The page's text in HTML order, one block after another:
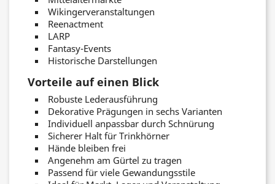
Wikingerveranstaltungen
Reenactment
LARP
Fantasy-Events
Historische Darstellungen
Vorteile auf einen Blick
Robuste Lederausführung
Dekorative Prägungen in sechs Varianten
Individuell anpassbar durch Schnürung
Sicherer Halt für Trinkhörner
Hände bleiben frei
Angenehm am Gürtel zu tragen
Passend für viele Gewandungsstile